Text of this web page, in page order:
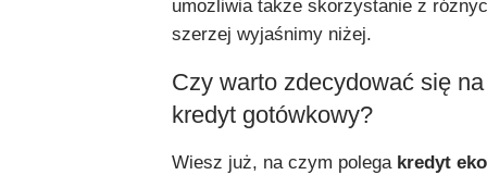
umożliwia także skorzystanie z
szerzej wyjaśnimy niżej.
Czy warto zdecydować się
kredyt gotówkowy?
Wiesz już, na czym polega kredyt